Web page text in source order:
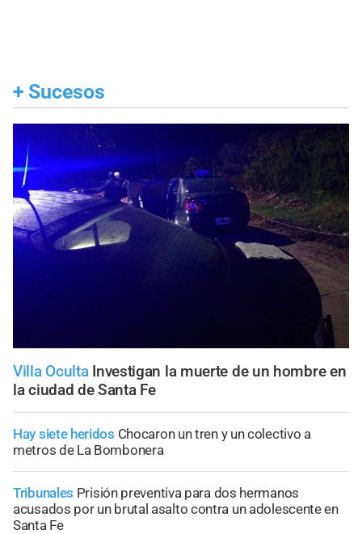
+ Sucesos
Villa Oculta Investigan la muerte de un hombre en
la ciudad de Santa Fe
Hay siete heridos Chocaron un tren y un colectivo a
metros de La Bombonera
Tribunales Prisión preventiva para dos hermanos
acusados por un brutal asalto contra un adolescente en
Santa Fe